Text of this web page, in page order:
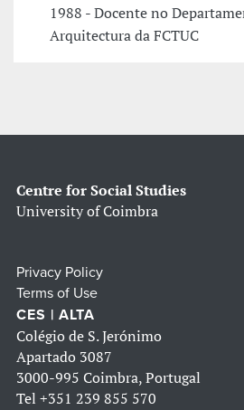
1988 - Docente no
Arquitectura da FCTUC
Centre for Social Studies
University of Coimbra
Privacy Policy
Terms of Use
CES | ALTA
Colégio de S. Jerónimo
Apartado 3087
3000-995 Coimbra, Portugal
Tel +351 239 855 570